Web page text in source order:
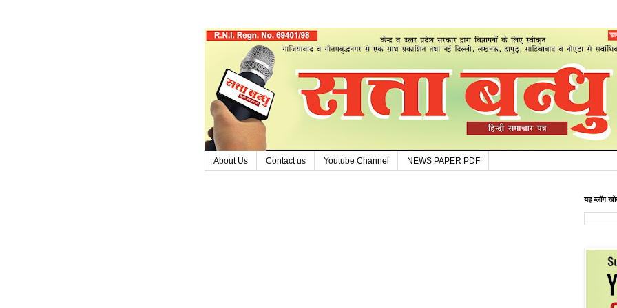
About Us Contact us Youtube Channel NEWS PAPER PDF
यह ब्लॉग